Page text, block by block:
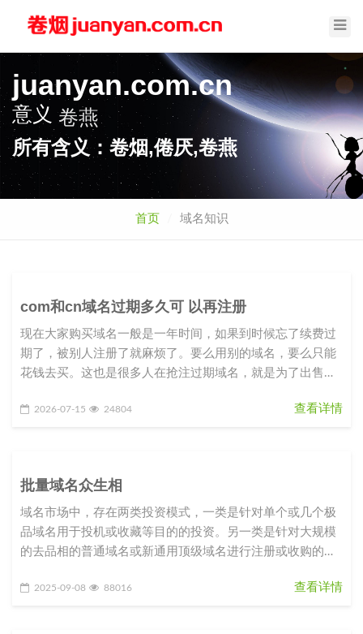
juanyan.com.cn
意义卷燕
所有含义：卷烟,倦厌,卷燕
首页 域名知识
com和cn域名过期多久可 以再注册
现在大家购买域名一般是一年时间，如果到时候忘了续费过
期了，被别人注册了就麻烦了。要么用别的域名，要么只能
花钱去买。这也是很多人在抢注过期域名，就是为了出售赚
2026-07-15 24804 查看详情
批量域名众生相
域名市场中，存在两类投资模式，一类是针对单个或几个极
品域名用于投机或收藏等目的的投资。另一类是针对大规模
的去品相的普通域名或新通用顶级域名进行注册或收购的批
2025-09-08 88016 查看详情